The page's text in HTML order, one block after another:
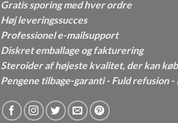
Gratis sporing med hver ordre
Høj leveringssucces
Professionel e-mailsupport
Diskret emballage og fakturering
Steroider af højeste kvalitet, der kan
Pengene tilbage-garanti - Fuld refusion